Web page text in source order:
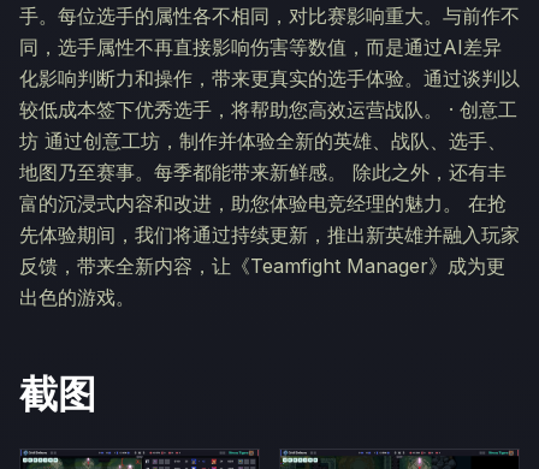
手。每位选手的属性各不相同，对比赛影响重大。与前作不
同，选手属性不再直接影响伤害等数值，而是通过AI差异
化影响判断力和操作，带来更真实的选手体验。通过谈判以
较低成本签下优秀选手，将帮助您高效运营战队。 · 创意工
坊 通过创意工坊，制作并体验全新的英雄、战队、选手、
地图乃至赛事。每季都能带来新鲜感。 除此之外，还有丰
富的沉浸式内容和改进，助您体验电竞经理的魅力。 在抢
先体验期间，我们将通过持续更新，推出新英雄并融入玩家
反馈，带来全新内容，让《Teamfight Manager》成为更
出色的游戏。
截图